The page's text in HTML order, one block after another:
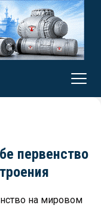
первенство
на мировом